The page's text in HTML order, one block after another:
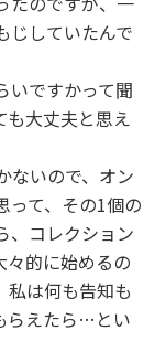
じしていたんで
いですかって聞
も大丈夫と思え
ないので、オン
って、その1個の
、コレクション
々的に始めるの
私は何も告知も
らえたら…とい